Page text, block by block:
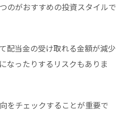
のがおすすめの投資スタイルで
配当金の受け取れる金額が減少
なったりするリスクもありま
をチェックすることが重要で